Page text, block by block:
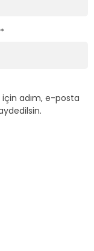
*
için adım, e-posta